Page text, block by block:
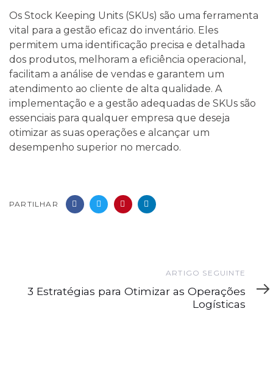
Os Stock Keeping Units (SKUs) são uma ferramenta
vital para a gestão eficaz do inventário. Eles
permitem uma identificação precisa e detalhada
dos produtos, melhoram a eficiência operacional,
facilitam a análise de vendas e garantem um
atendimento ao cliente de alta qualidade. A
implementação e a gestão adequadas de SKUs são
essenciais para qualquer empresa que deseja
otimizar as suas operações e alcançar um
desempenho superior no mercado.
PARTILHAR
Seguinte
ARTIGO SEGUINTE
3 Estratégias para Otimizar as Operações
Logísticas